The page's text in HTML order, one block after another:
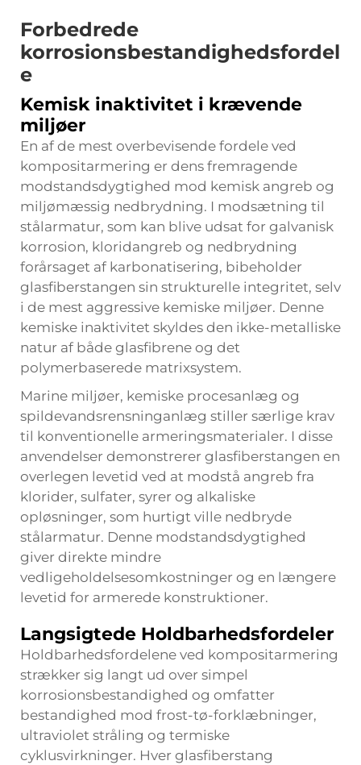
Forbedrede
korrosionsbestandighedsfordel
e
Kemisk inaktivitet i krævende
miljøer
En af de mest overbevisende fordele ved
kompositarmering er dens fremragende
modstandsdygtighed mod kemisk angreb og
miljømæssig nedbrydning. I modsætning til
stålarmatur, som kan blive udsat for galvanisk
korrosion, kloridangreb og nedbrydning
forårsaget af karbonatisering, bibeholder
glasfiberstangen sin strukturelle integritet, selv
i de mest aggressive kemiske miljøer. Denne
kemiske inaktivitet skyldes den ikke-metalliske
natur af både glasfibrene og det
polymerbaserede matrixsystem.
Marine miljøer, kemiske procesanlæg og
spildevandsrensninganlæg stiller særlige krav
til konventionelle armeringsmaterialer. I disse
anvendelser demonstrerer glasfiberstangen en
overlegen levetid ved at modstå angreb fra
klorider, sulfater, syrer og alkaliske
opløsninger, som hurtigt ville nedbryde
stålarmatur. Denne modstandsdygtighed
giver direkte mindre
vedligeholdelsesomkostninger og en længere
levetid for armerede konstruktioner.
Langsigtede Holdbarhedsfordeler
Holdbarhedsfordelene ved kompositarmering
strækker sig langt ud over simpel
korrosionsbestandighed og omfatter
bestandighed mod frost-tø-forklæbninger,
ultraviolet stråling og termiske
cyklusvirkninger. Hver glasfiberstang